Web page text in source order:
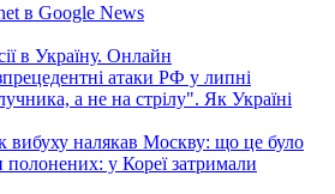
в Google News
в Україну. Онлайн
атаки РФ у липні
а не на стрілу". Як Україні
вибуху налякав Москву: що це було
полонених: у Кореї затримали